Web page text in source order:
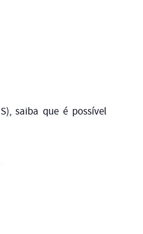
saiba que é possível